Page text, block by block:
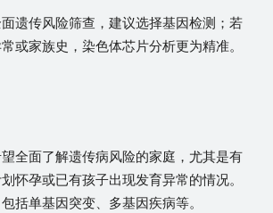
遗传风险筛查，建议选择基因检测；若
或家族史，染色体芯片分析更为精准。
全面了解遗传病风险的家庭，尤其是有
怀孕或已有孩子出现发育异常的情况。
括单基因突变、多基因疾病等。